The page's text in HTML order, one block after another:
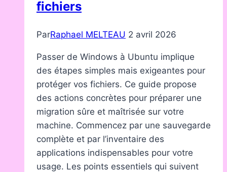
fichiers
ParRaphael MELTEAU 2 avril 2026
Passer de Windows à Ubuntu implique
des étapes simples mais exigeantes pour
protéger vos fichiers. Ce guide propose
des actions concrètes pour préparer une
migration sûre et maîtrisée sur votre
machine. Commencez par une sauvegarde
complète et par l’inventaire des
applications indispensables pour votre
usage. Les points essentiels qui suivent